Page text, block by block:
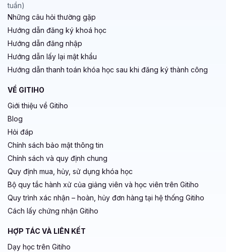
tuần)
Những câu hỏi thường gặp
Hướng dẫn đăng ký khoá học
Hướng dẫn đăng nhập
Hướng dẫn lấy lại mật khẩu
Hướng dẫn thanh toán khóa học sau khi đăng ký thành công
VỀ GITIHO
Giới thiệu về Gitiho
Blog
Hỏi đáp
Chính sách bảo mật thông tin
Chính sách và quy định chung
Quy định mua, hủy, sử dụng khóa học
Bộ quy tắc hành xử của giảng viên và học viên trên Gitiho
Quy trình xác nhận – hoàn, hủy đơn hàng tại hệ thống Gitiho
Cách lấy chứng nhận Gitiho
HỢP TÁC VÀ LIÊN KẾT
Dạy học trên Gitiho